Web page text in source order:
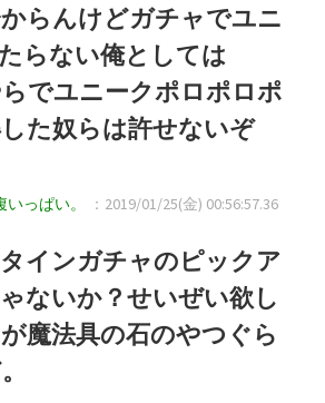
らんけどガチャでユニ
らない俺としては
でユニークポロポロポ
た奴らは許せないぞ
っぱい。
：2019/01/25(金) 00:56:57.36
インガチャのピックア
ないか？せいぜい欲し
魔法具の石のやつぐら